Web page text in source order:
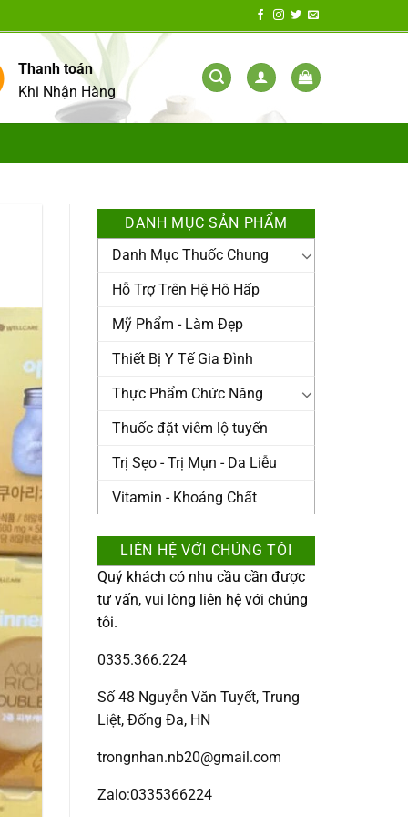
Thanh toán
Khi Nhận Hàng
DANH MỤC SẢN PHẨM
Danh Mục Thuốc Chung
Hỗ Trợ Trên Hệ Hô Hấp
Mỹ Phẩm - Làm Đẹp
Thiết Bị Y Tế Gia Đình
Thực Phẩm Chức Năng
Thuốc đặt viêm lộ tuyến
Trị Sẹo - Trị Mụn - Da Liễu
Vitamin - Khoáng Chất
LIÊN HỆ VỚI CHÚNG TÔI
Quý khách có nhu cầu cần được
tư vấn, vui lòng liên hệ với chúng
tôi.
0335.366.224
Số 48 Nguyễn Văn Tuyết, Trung
Liệt, Đống Đa, HN
trongnhan.nb20@gmail.com
Zalo:0335366224